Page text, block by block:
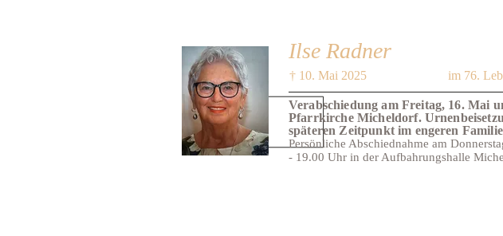
im 76.
† 10. Mai 2025
Ilse Radner
Persönliche Abschiednahme am
- 19.00 Uhr in der Aufbahrungshalle
Verabschiedung am Freitag, 16. Mai
Pfarrkirche Micheldorf.
späteren Zeitpunkt im engeren